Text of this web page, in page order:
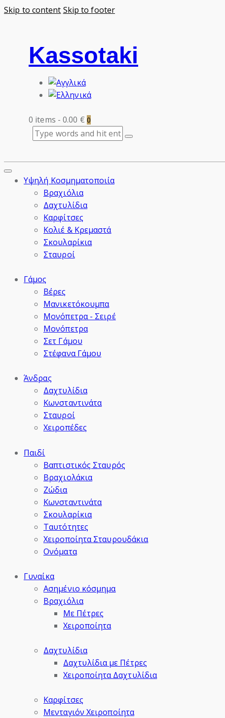
Skip to content Skip to footer
Kassotaki
0 items - 0.00 € 0
Υψηλή Κοσμηματοποιία
Βραχιόλια
Δαχτυλίδια
Καρφίτσες
Κολιέ & Κρεμαστά
Σκουλαρίκια
Σταυροί
Γάμος
Βέρες
Μανικετόκουμπα
Μονόπετρα - Σειρέ
Μονόπετρα
Σετ Γάμου
Στέφανα Γάμου
Άνδρας
Δαχτυλίδια
Κωνσταντινάτα
Σταυροί
Χειροπέδες
Παιδί
Βαπτιστικός Σταυρός
Βραχιολάκια
Ζώδια
Κωνσταντινάτα
Σκουλαρίκια
Ταυτότητες
Χειροποίητα Σταυρουδάκια
Ονόματα
Γυναίκα
Ασημένιο κόσμημα
Βραχιόλια
Με Πέτρες
Χειροποίητα
Δαχτυλίδια
Δαχτυλίδια με Πέτρες
Χειροποίητα Δαχτυλίδια
Καρφίτσες
Μενταγιόν Χειροποίητα